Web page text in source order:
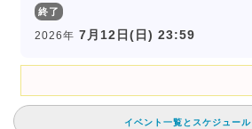
終了
2026年 7月12日(日) 23:59
イベント一覧とスケジュール